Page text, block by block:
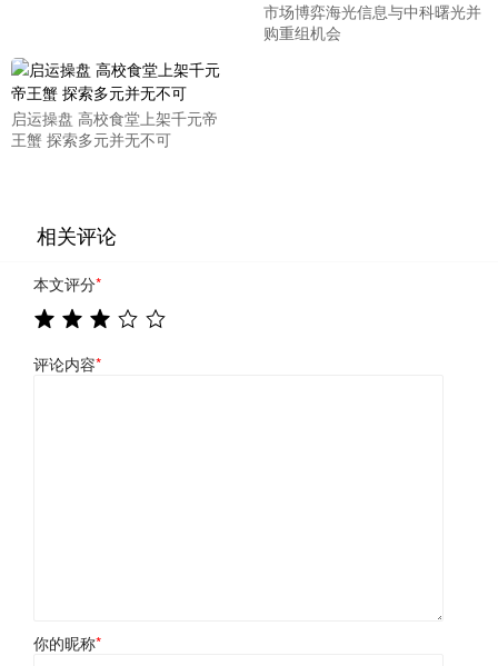
市场博弈海光信息与中科曙光并
购重组机会
启运操盘 高校食堂上架千元帝
王蟹 探索多元并无不可
相关评论
本文评分*
评论内容*
你的昵称*